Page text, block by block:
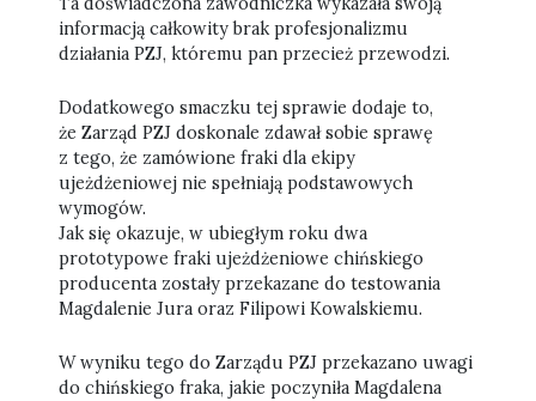
informacją całkowity brak profesjonalizmu
działania PZJ, któremu pan przecież przewodzi.
Dodatkowego smaczku tej sprawie dodaje to,
że Zarząd PZJ doskonale zdawał sobie sprawę
z tego, że zamówione fraki dla ekipy
ujeżdżeniowej nie spełniają podstawowych
wymogów.
Jak się okazuje, w ubiegłym roku dwa
prototypowe fraki ujeżdżeniowe chińskiego
producenta zostały przekazane do testowania
Magdalenie Jura oraz Filipowi Kowalskiemu.
W wyniku tego do Zarządu PZJ przekazano uwagi
do chińskiego fraka, jakie poczyniła Magdalena